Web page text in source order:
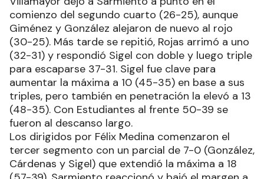
comienzo del segundo cuarto (26-25), aunque
Giménez y González alejaron de nuevo al rojo
(30-25). Más tarde se repitió, Rojas arrimó a uno
(32-31) y respondió Sigel con doble y luego triple
para escaparse 37-31. Sigel fue clave para
aumentar la máxima a 10 (45-35) en base a sus
triples, pero también en penetración la elevó a 13
(48-35). Con Estudiantes al frente 50-39 se
fueron al descanso largo.
Los dirigidos por Félix Medina comenzaron el
tercer segmento con un parcial de 7-0 (González,
Cárdenas y Sigel) que extendió la máxima a 18